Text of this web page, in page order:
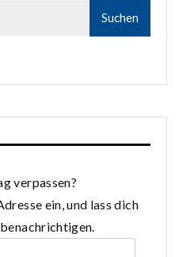
verpassen?
ein, und lass dich